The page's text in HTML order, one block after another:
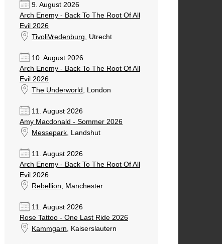
9. August 2026
Arch Enemy - Back To The Root Of All
Evil 2026
TivoliVredenburg, Utrecht
10. August 2026
Arch Enemy - Back To The Root Of All
Evil 2026
The Underworld , London
11. August 2026
Amy Macdonald - Sommer 2026
Messepark, Landshut
11. August 2026
Arch Enemy - Back To The Root Of All
Evil 2026
Rebellion, Manchester
11. August 2026
Rose Tattoo - One Last Ride 2026
Kammgarn, Kaiserslautern